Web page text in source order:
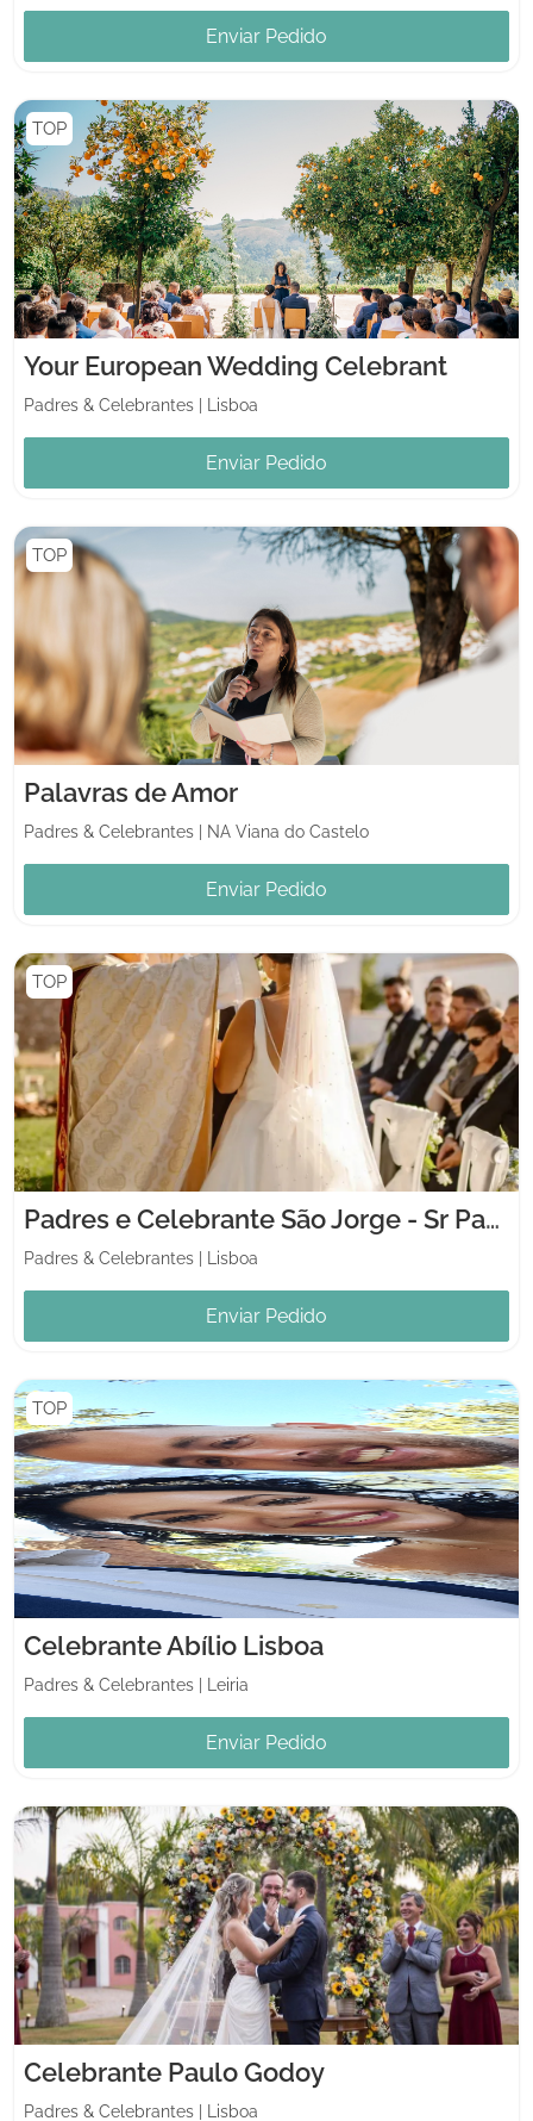
Enviar Pedido
TOP
Your European Wedding Celebrant
Padres & Celebrantes Lisboa
Enviar Pedido
TOP
Palavras de Amor
Padres & Celebrantes NA Viana do Castelo
Enviar Pedido
TOP
Padres e Celebrante São Jorge - Sr Padre Wagner
Padres & Celebrantes Lisboa
Enviar Pedido
TOP
Celebrante Abílio Lisboa
Padres & Celebrantes Leiria
Enviar Pedido
Celebrante Paulo Godoy
Padres & Celebrantes Lisboa